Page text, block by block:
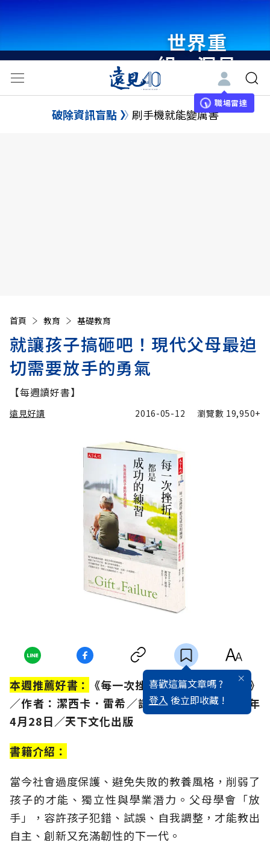
世界重
組・洞見
未來 與
世界領袖
職場雷達
破除資訊盲點 刷手機就能變厲害
首頁 教育 基礎教育
就讓孩子搞砸吧！現代父母最迫
切需要放手的勇氣
【每週讀好書】
遠見好讀 2016-05-12 瀏覽數 19,950+
喜歡這篇文章嗎 ?
登入 後立即收藏 !
本週推薦好書：
《每一次挫折，都是成功的練習》
／作者：潔西卡．雷希／譯者：郭貞伶／2016
年
4月28日／天下文化出版
書籍介紹：
當今社會過度保護、避免失敗的教養風格，削弱了
孩子的才能、獨立性與學業潛力。父母學會「放
手」，容許孩子犯錯、試誤、自我調整，才能教出
自主、創新又充滿韌性的下一代。